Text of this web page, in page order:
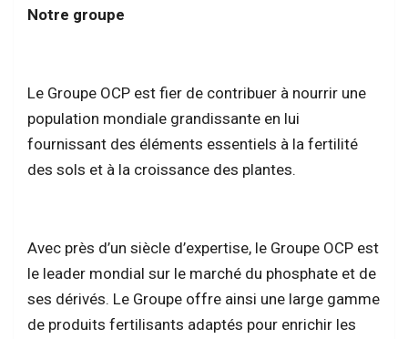
Notre groupe
Le Groupe OCP est fier de contribuer à nourrir une
population mondiale grandissante en lui
fournissant des éléments essentiels à la fertilité
des sols et à la croissance des plantes.
Avec près d’un siècle d’expertise, le Groupe OCP est
le leader mondial sur le marché du phosphate et de
ses dérivés. Le Groupe offre ainsi une large gamme
de produits fertilisants adaptés pour enrichir les